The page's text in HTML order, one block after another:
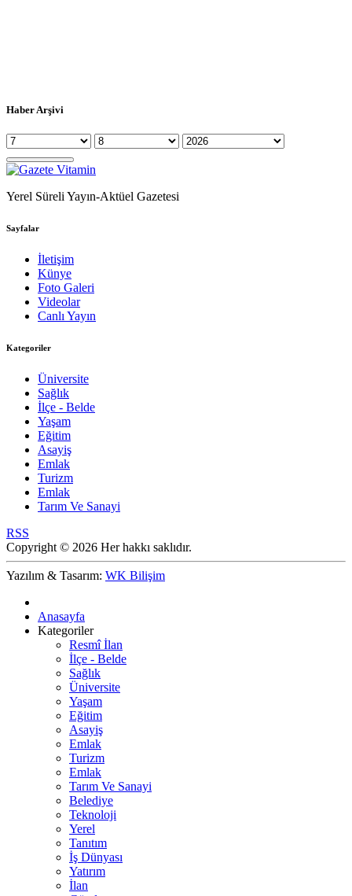
Haber Arşivi
Yerel Süreli Yayın-Aktüel Gazetesi
Sayfalar
İletişim
Künye
Foto Galeri
Videolar
Canlı Yayın
Kategoriler
Üniversite
Sağlık
İlçe - Belde
Yaşam
Eğitim
Asayiş
Emlak
Turizm
Emlak
Tarım Ve Sanayi
RSS
Copyright © 2026 Her hakkı saklıdır.
Yazılım & Tasarım: WK Bilişim
Anasayfa
Kategoriler
Resmî İlan
İlçe - Belde
Sağlık
Üniversite
Yaşam
Eğitim
Asayiş
Emlak
Turizm
Emlak
Tarım Ve Sanayi
Belediye
Teknoloji
Yerel
Tanıtım
İş Dünyası
Yatırım
İlan